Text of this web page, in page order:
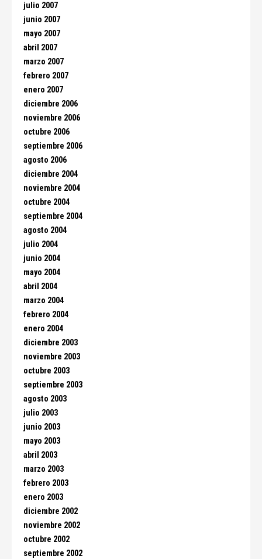
julio 2007
junio 2007
mayo 2007
abril 2007
marzo 2007
febrero 2007
enero 2007
diciembre 2006
noviembre 2006
octubre 2006
septiembre 2006
agosto 2006
diciembre 2004
noviembre 2004
octubre 2004
septiembre 2004
agosto 2004
julio 2004
junio 2004
mayo 2004
abril 2004
marzo 2004
febrero 2004
enero 2004
diciembre 2003
noviembre 2003
octubre 2003
septiembre 2003
agosto 2003
julio 2003
junio 2003
mayo 2003
abril 2003
marzo 2003
febrero 2003
enero 2003
diciembre 2002
noviembre 2002
octubre 2002
septiembre 2002